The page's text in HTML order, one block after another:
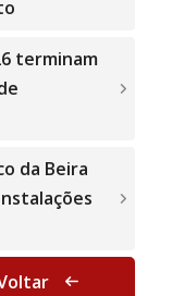
terminam
da Beira